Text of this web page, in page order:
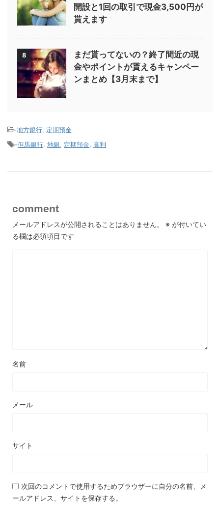
開設と1回の取引で現金3,500円が
貰えます
8
まだ貰ってないの？終了間近の現
金やポイントが貰えるキャンペー
ンまとめ【3月末まで】
-地方銀行 定期預金
-但馬銀行 地銀 定期預金 高利
comment
メールアドレスが公開されることはありません。 ※ が付いてい
る欄は必須項目です
名前
メール
サイト
次回のコメントで使用するためブラウザーに自分の名前、メ
ールアドレス、サイトを保存する。